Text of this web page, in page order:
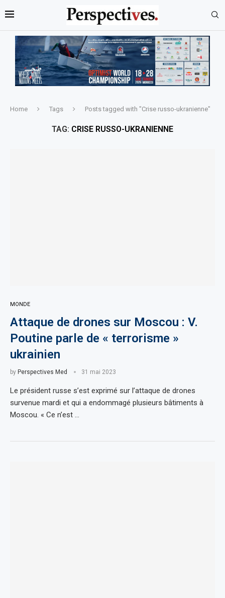
Home Tags Posts tagged with "Crise russo-ukranienne"
TAG: CRISE RUSSO-UKRANIENNE
MONDE
Attaque de drones sur Moscou : V.
Poutine parle de « terrorisme »
ukrainien
by Perspectives Med 31 mai 2023
Le président russe s’est exprimé sur l’attaque de drones
survenue mardi et qui a endommagé plusieurs bâtiments à
Moscou. « Ce n’est …